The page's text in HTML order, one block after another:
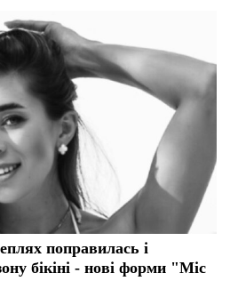
поправилась і
бікіні - нові форми "Міс